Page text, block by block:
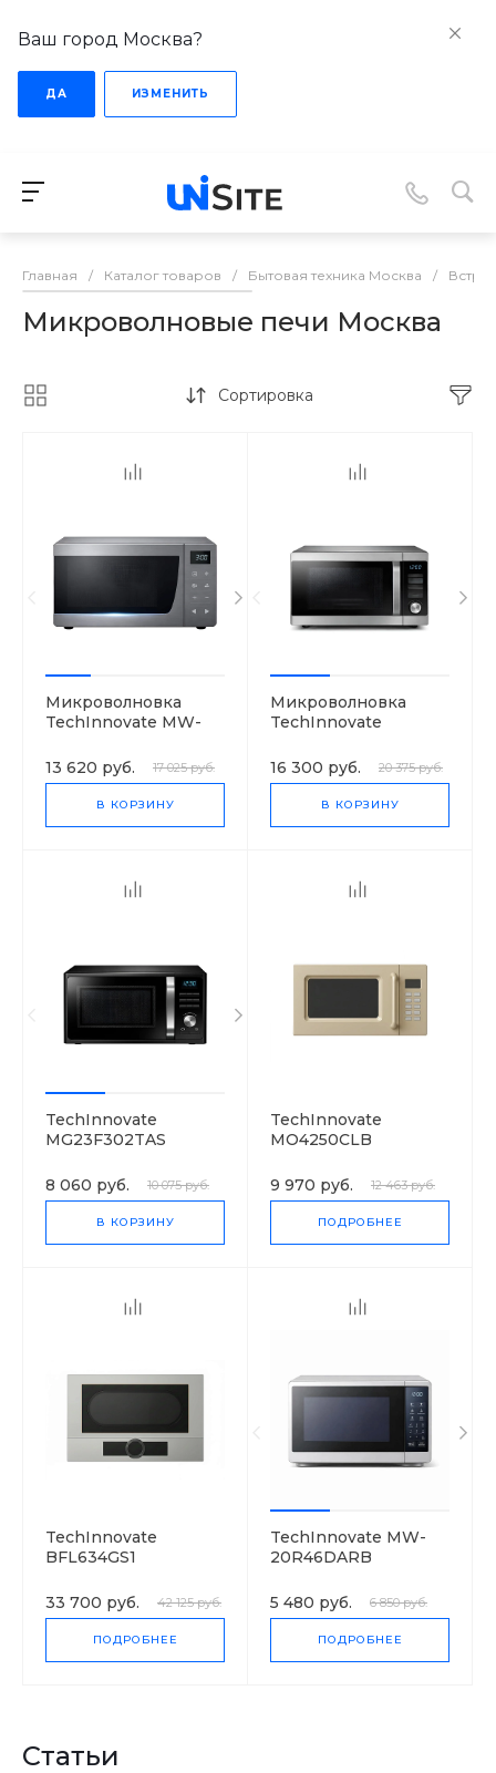
Ваш город Москва?
ДА ИЗМЕНИТЬ
Главная / Каталог товаров / Бытовая техника Москва /
Микроволновые печи Москва
Сортировка
Микроволновка
TechInnovate MW-
13 620 руб.
17 025 руб.
В КОРЗИНУ
Микроволновка
TechInnovate
16 300 руб.
20 375 руб.
В КОРЗИНУ
TechInnovate
MG23F302TAS
8 060 руб. 10 075 руб.
В КОРЗИНУ
TechInnovate
MO4250CLB
9 970 руб. 12 463 руб.
ПОДРОБНЕЕ
TechInnovate
BFL634GS1
33 700 руб. 42 125 руб.
ПОДРОБНЕЕ
TechInnovate MW-
20R46DARB
5 480 руб. 6 850 руб.
ПОДРОБНЕЕ
Статьи